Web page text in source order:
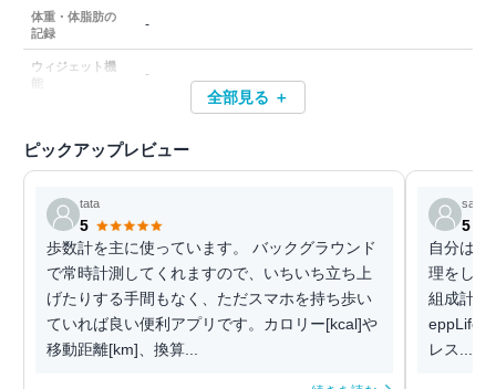
体重・体脂肪の
記録
-
ウィジェット機
-
全部見る ＋
ピックアップレビュー
tata
5
歩数計を主に使っています。 バックグラウンド
で常時計測してくれますので、いちいち立ち上
げたりする手間もなく、ただスマホを持ち歩い
ていれば良い便利アプリです。カロリー[kcal]や
移動距離[km]、換算...
saku
5
自分は
理をした
組成計を
eppLife
レス...